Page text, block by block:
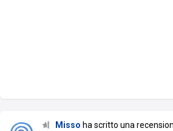
Misso ha scritto una